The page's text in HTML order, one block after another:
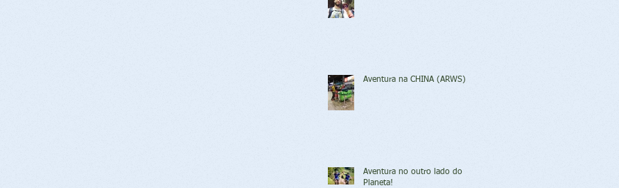
Aventura na CHINA (ARWS)
Aventura no outro lado do
Planeta!